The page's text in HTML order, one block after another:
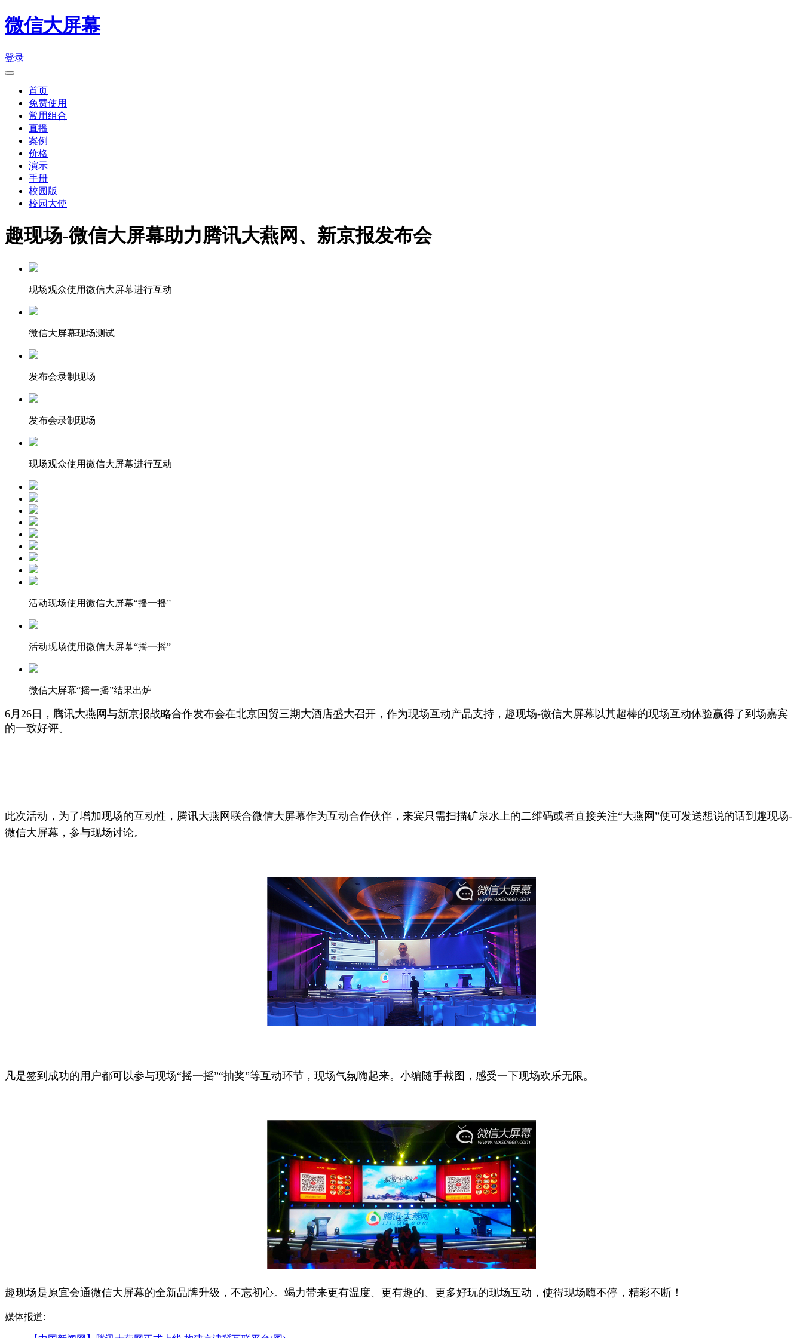
微信大屏幕
登录
首页
免费使用
常用组合
直播
案例
价格
演示
手册
校园版
校园大使
趣现场-微信大屏幕助力腾讯大燕网、新京报发布会
现场观众使用微信大屏幕进行互动
微信大屏幕现场测试
发布会录制现场
发布会录制现场
现场观众使用微信大屏幕进行互动
活动现场使用微信大屏幕“摇一摇”
活动现场使用微信大屏幕“摇一摇”
微信大屏幕“摇一摇”结果出炉
6月26日，腾讯大燕网与新京报战略合作发布会在北京国贸三期大酒店盛大召开，作为现场互动产品支持，趣现场-微信大屏幕以其超棒的现场互动体验赢得了到场嘉宾
的一致好评。
此次活动， 为了增加现场的互动性，腾讯大燕网联合微信大屏幕作为互动合作伙伴，来宾只需扫描矿泉水上的二维码或者直接关注“大燕网”便可发送想说的话到趣现场-
微信大屏幕，参与现场讨论。
凡是签到成功的用户都可以参与现场“摇一摇”“抽奖”等互动环节，现场气氛嗨起来。小编随手截图，感受一下现场欢乐无限。
趣现场是原宜会通微信大屏幕的全新品牌升级，不忘初心。竭力带来更有温度、更有趣的、更多好玩的现场互动，使得现场嗨不停，精彩不断！
媒体报道: